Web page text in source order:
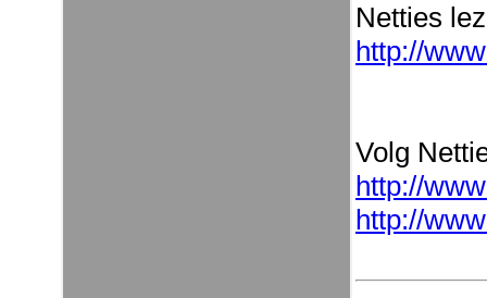
Netties
http://
Volg
http://
http://